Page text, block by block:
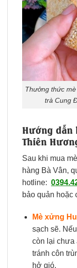
Thưởng thức
trà Cung
Hướng dẫn
Thiên
Sau khi mua
hàng Bà Vân,
hotline:
bảo quản hoặc
Mè xửng
sạch sẽ.
còn lại chưa
tránh côn
hở gió.